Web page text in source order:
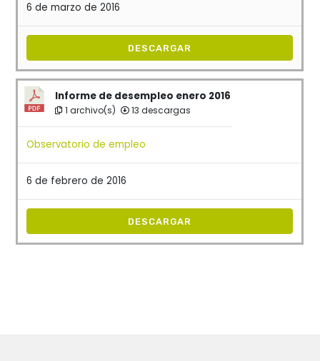
6 de marzo de 2016
DESCARGAR
Informe de desempleo enero 2016
1 archivo(s) 13 descargas
Observatorio de empleo
6 de febrero de 2016
DESCARGAR